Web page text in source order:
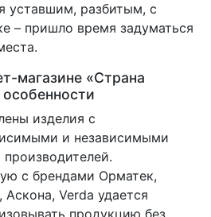
уставшим, разбитым, с
– пришло время задуматься
магазине «Страна
изделия с
и независимыми
с брендами Орматек,
Verda удается